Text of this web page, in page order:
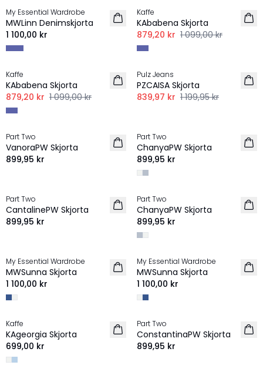
NYHET
My Essential Wardrobe
MWLinn Denimskjorta
1 100,00 kr
Kaffe
KAbabena Skjorta
879,20 kr 1 099,00 kr
-20%
Kaffe
KAbabena Skjorta
879,20 kr 1 099,00 kr
-30%
Pulz Jeans
PZCAISA Skjorta
839,97 kr 1 199,95 kr
NYHET
Part Two
VanoraPW Skjorta
899,95 kr
NYHET
Part Two
ChanyaPW Skjorta
899,95 kr
NYHET
Part Two
CantalinePW Skjorta
899,95 kr
NYHET
Part Two
ChanyaPW Skjorta
899,95 kr
NYHET
My Essential Wardrobe
MWSunna Skjorta
1 100,00 kr
NYHET
My Essential Wardrobe
MWSunna Skjorta
1 100,00 kr
NYHET
Kaffe
KAgeorgia Skjorta
699,00 kr
NYHET
Part Two
ConstantinaPW Skjorta
899,95 kr